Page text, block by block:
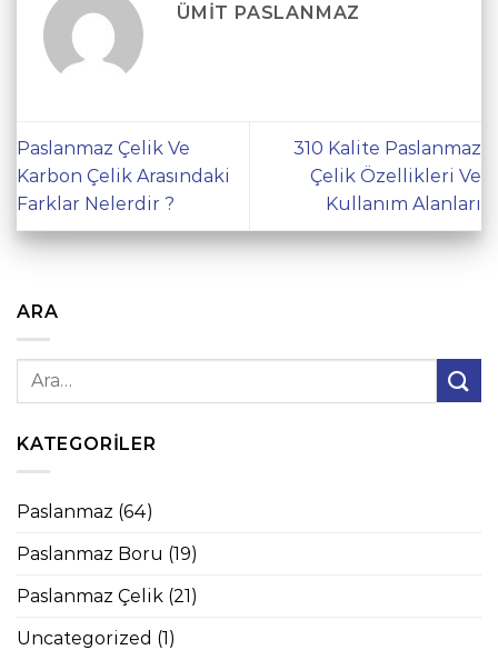
ÜMIT PASLANMAZ
Paslanmaz Çelik Ve
Karbon Çelik Arasındaki
Farklar Nelerdir ?
310 Kalite Paslanmaz
Çelik Özellikleri Ve
Kullanım Alanları
ARA
KATEGORILER
Paslanmaz (64)
Paslanmaz Boru (19)
Paslanmaz Çelik (21)
Uncategorized (1)